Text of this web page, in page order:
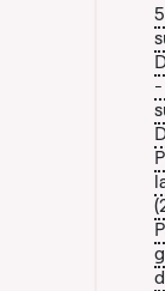
la liste qui